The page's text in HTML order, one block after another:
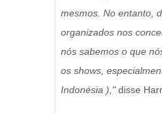
mesmos. No entanto,
organizados nos
nós sabemos o que
os shows,
Indonésia ),"disse